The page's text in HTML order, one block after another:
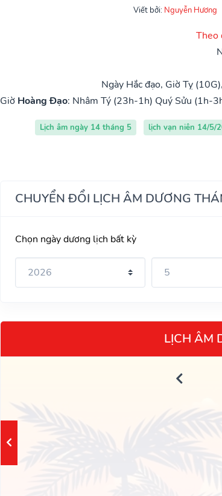
Viết bởi: Nguyễn Hương
Theo
Ngày Hắc đạo, Giờ Tỵ
Giờ Hoàng Đạo: Nhâm Tý (23h-1h) Quý Sửu (1h-
Lịch âm ngày 14 tháng 5 lịch vạn niên 14/5/
CHUYỂN ĐỔI LỊCH ÂM DƯƠNG
Chọn ngày dương lịch bất kỳ
LỊCH ÂM